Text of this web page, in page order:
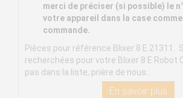
merci de préciser (si possible) le
votre appareil dans la case
commande.
Pièces pour référence Blixer 8 E 21311.
recherchées pour votre Blixer 8 E Robot
pas dans la liste, prière de nous...
En savoir plus